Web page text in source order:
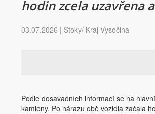
hodin zcela uzavřena
03.07.2026 | Štoky/ Kraj Vysočina
Podle dosavadních informací se na
kamiony. Po nárazu obě vozidla začala